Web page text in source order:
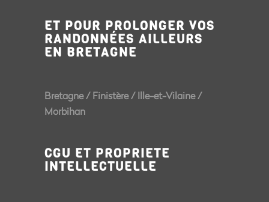
ET POUR PROLONGER VOS
RANDONNÉES AILLEURS
EN BRETAGNE
Bretagne/Finistère/Ille-et-Vilaine/
Morbihan
CGU ET PROPRIETE
INTELLECTUELLE